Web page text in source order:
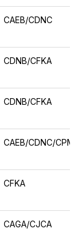
CAEB/CDNC
CDNB/CFKA
CDNB/CFKA
CAEB/CDNC/CPMA
CFKA
CAGA/CJCA